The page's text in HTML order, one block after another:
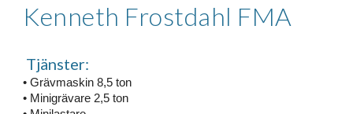
Kenneth Frostdahl FMA
Tjänster:
• Grävmaskin 8,5 ton
• Minigrävare 2,5 ton